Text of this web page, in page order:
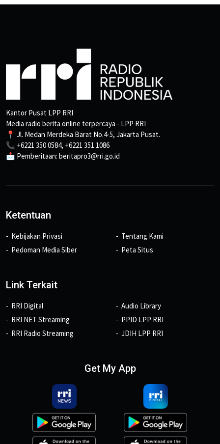
Kantor Pusat LPP RRI
Media radio berita online terpercaya - LPP RRI
📍 Jl. Medan Merdeka Barat No.4-5, Jakarta Pusat.
📞 +6221 350 0584, +6221 351 1086
📩 Pemberitaan: beritapro3@rri.go.id
Ketentuan
Kebijakan Privasi
Pedoman Media Siber
Tentang Kami
Peta Situs
Link Terkait
RRI Digital
RRI NET Streaming
RRI Radio Streaming
Audio Library
PPID LPP RRI
JDIH LPP RRI
Get My App